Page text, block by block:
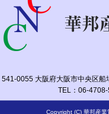
541-0055 大阪府大阪市中央区
TEL：06-
Copyright (C) 華邦産業